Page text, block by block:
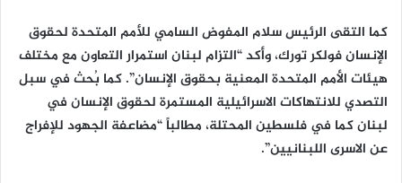
كما التقى الرئيس سلام المفوض السامي للأمم المتحدة لحقوق
الإنسان فولكر تورك، وأكد “التزام لبنان استمرار التعاون مع مختلف
هيئات الأمم المتحدة المعنية بحقوق الإنسان”. كما بُحث في سبل
التصدي للانتهاكات الاسرائيلية المستمرة لحقوق الإنسان في
لبنان كما في فلسطين المحتلة، مطالباً “مضاعفة الجهود للإفراج
عن الاسرى اللبنانيين”.